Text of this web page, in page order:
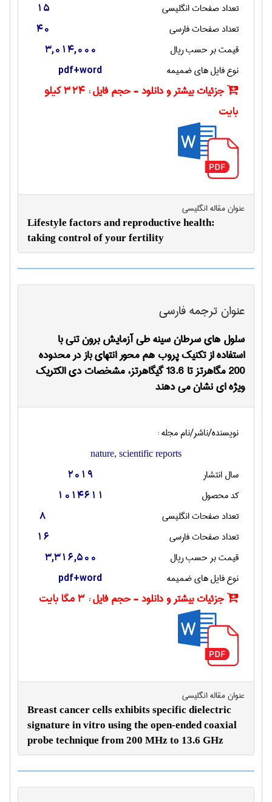
تعداد صفحات انگليسی 15
تعداد صفحات فارسی 40
قیمت بر حسب ریال 3,014,000
نوع فایل های ضمیمه pdf+word
جزئیات بیشتر و دانلود - حجم فایل :
324 کیلو
بایت
عنوان مقاله انگليسی
Lifestyle factors and reproductive health:
taking control of your fertility
عنوان ترجمه فارسی
سلول های سرطان سینه طی آزمایش برون تنی با
استفاده از تکنیک پروب هم محور انتهای باز در محدوده
200 مگاهرتز تا 13.6 گیگاهرتز، مشخصات دی الکتریک
ویژه ای نشان می دهند
نویسنده/ناشر/نام مجله :
nature, scientific reports
سال انتشار 2019
کد محصول 1014611
تعداد صفحات انگليسی 8
تعداد صفحات فارسی 16
قیمت بر حسب ریال 3,316,500
نوع فایل های ضمیمه pdf+word
جزئیات بیشتر و دانلود - حجم فایل : 3 مگا بایت
عنوان مقاله انگليسی
Breast cancer cells exhibits specific dielectric
signature in vitro using the open-ended coaxial
probe technique from 200 MHz to 13.6 GHz